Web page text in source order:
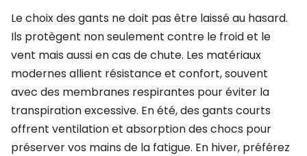
Le choix des gants ne doit pas être laissé au hasard.
Ils protègent non seulement contre le froid et le
vent mais aussi en cas de chute. Les matériaux
modernes allient résistance et confort, souvent
avec des membranes respirantes pour éviter la
transpiration excessive. En été, des gants courts
offrent ventilation et absorption des chocs pour
préserver vos mains de la fatigue. En hiver, préférez